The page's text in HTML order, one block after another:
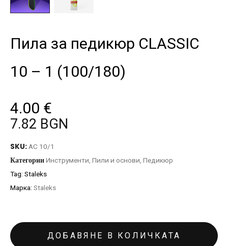
Пила за педикюр CLASSIC
10 – 1 (100/180)
4.00 €
7.82 BGN
SKU: AC 10/1
КатегорииИнструменти Пили и основи Педикюр
Tag: Staleks
Марка: Staleks
ДОБАВЯНЕ В КОЛИЧКАТА